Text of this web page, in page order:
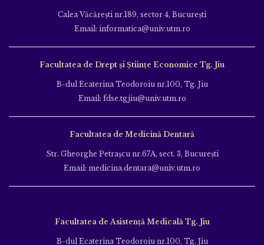
Calea Văcăreşti nr.189, sector 4, Bucureşti
Email: informatica@univ.utm.ro
Facultatea de Drept și Științe Economice Tg. Jiu
B-dul Ecaterina Teodoroiu nr.100, Tg. Jiu
Email: fdse.tgjiu@univ.utm.ro
Facultatea de Medicină Dentară
Str. Gheorghe Petraşcu nr.67A, sect. 3, Bucureşti
Email: medicina.dentara@univ.utm.ro
Facultatea de Asistență Medicală Tg. Jiu
B-dul Ecaterina Teodoroiu nr.100, Tg. Jiu